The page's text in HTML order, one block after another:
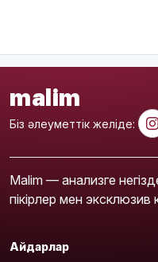
malim
Біз әлеуметтік желіде:
Malim — анализге
пікірлер мен эксклюзив
Айдарлар